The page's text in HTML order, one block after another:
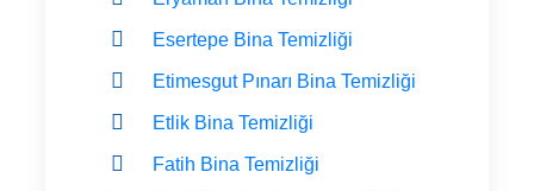
Esertepe Bina Temizliği
Etimesgut Pınarı Bina Temizliği
Etlik Bina Temizliği
Fatih Bina Temizliği